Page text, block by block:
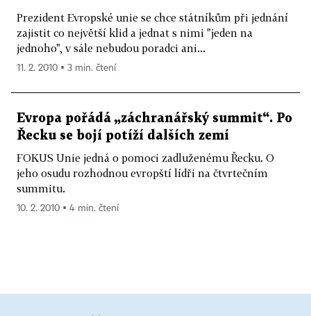
Prezident Evropské unie se chce státníkům při jednání
zajistit co největší klid a jednat s nimi "jeden na
jednoho", v sále nebudou poradci ani...
11. 2. 2010 ▪ 3 min. čtení
Evropa pořádá „záchranářský summit“. Po
Řecku se bojí potíží dalších zemí
FOKUS Unie jedná o pomoci zadluženému Řecku. O
jeho osudu rozhodnou evropští lídři na čtvrtečním
summitu.
10. 2. 2010 ▪ 4 min. čtení